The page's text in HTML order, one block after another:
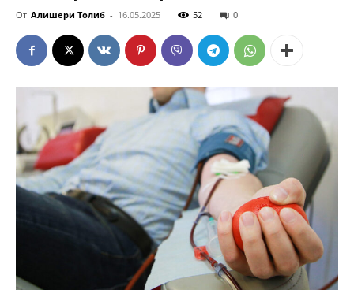
От Алишери Толиб - 16.05.2025 52 0